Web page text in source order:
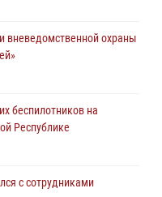
безопасности
объектов в Липецкой
граждан на южном
вневедомственной охраны
беспилотников на
Республике
с сотрудниками